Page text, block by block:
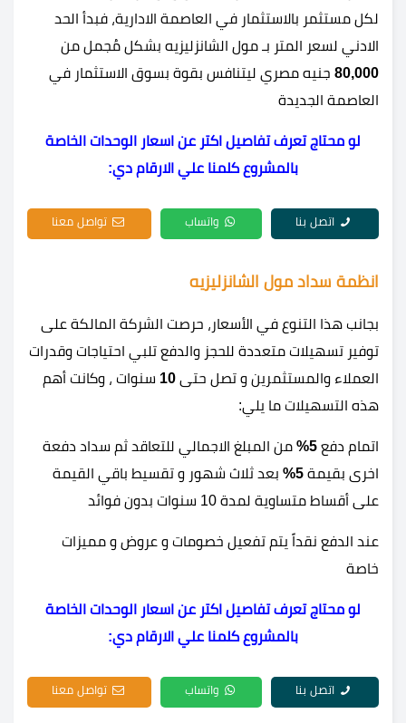
لكل مستثمر بالاستثمار في العاصمة الادارية، فبدأ الحد
الادني لسعر المتر بـ مول الشانزليزيه بشكل مُجمل من
80,000 جنيه مصري ليتنافس بقوة بسوق الاستثمار في
العاصمة الجديدة
لو محتاج تعرف تفاصيل اكتر عن اسعار الوحدات الخاصة
بالمشروع كلمنا علي الارقام دي:
اتصل بنا واتساب تواصل معنا
انظمة سداد مول الشانزليزيه
بجانب هذا التنوع في الأسعار، حرصت الشركة المالكة على
توفير تسهيلات متعددة للحجز والدفع تلبي احتياجات وقدرات
العملاء والمستثمرين و تصل حتى 10 سنوات ، وكانت أهم
هذه التسهيلات ما يلي:
اتمام دفع 5%
من المبلغ الاجمالي للتعاقد ثم سداد دفعة
اخرى بقيمة 5%
بعد ثلاث شهور و تقسيط باقي القيمة
على أقساط متساوية لمدة 10 سنوات بدون فوائد
عند الدفع نقداً يتم تفعيل خصومات و عروض و مميزات
خاصة
لو محتاج تعرف تفاصيل اكتر عن اسعار الوحدات الخاصة
بالمشروع كلمنا علي الارقام دي:
اتصل بنا واتساب تواصل معنا